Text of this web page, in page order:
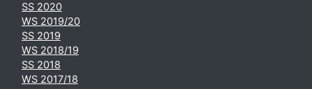
SS 2020
WS 2019/20
SS 2019
WS 2018/19
SS 2018
WS 2017/18